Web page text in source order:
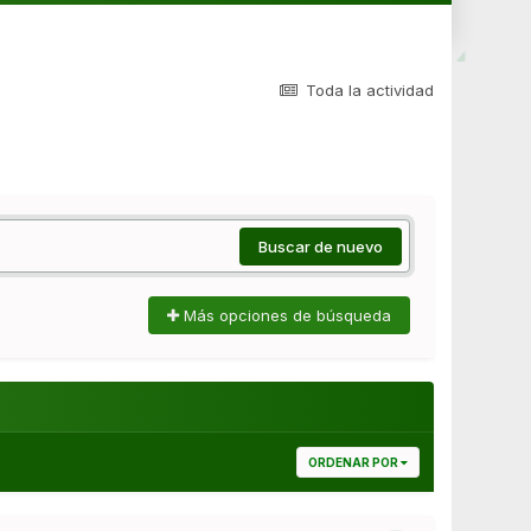
Toda la actividad
Buscar de nuevo
Más opciones de búsqueda
ORDENAR POR